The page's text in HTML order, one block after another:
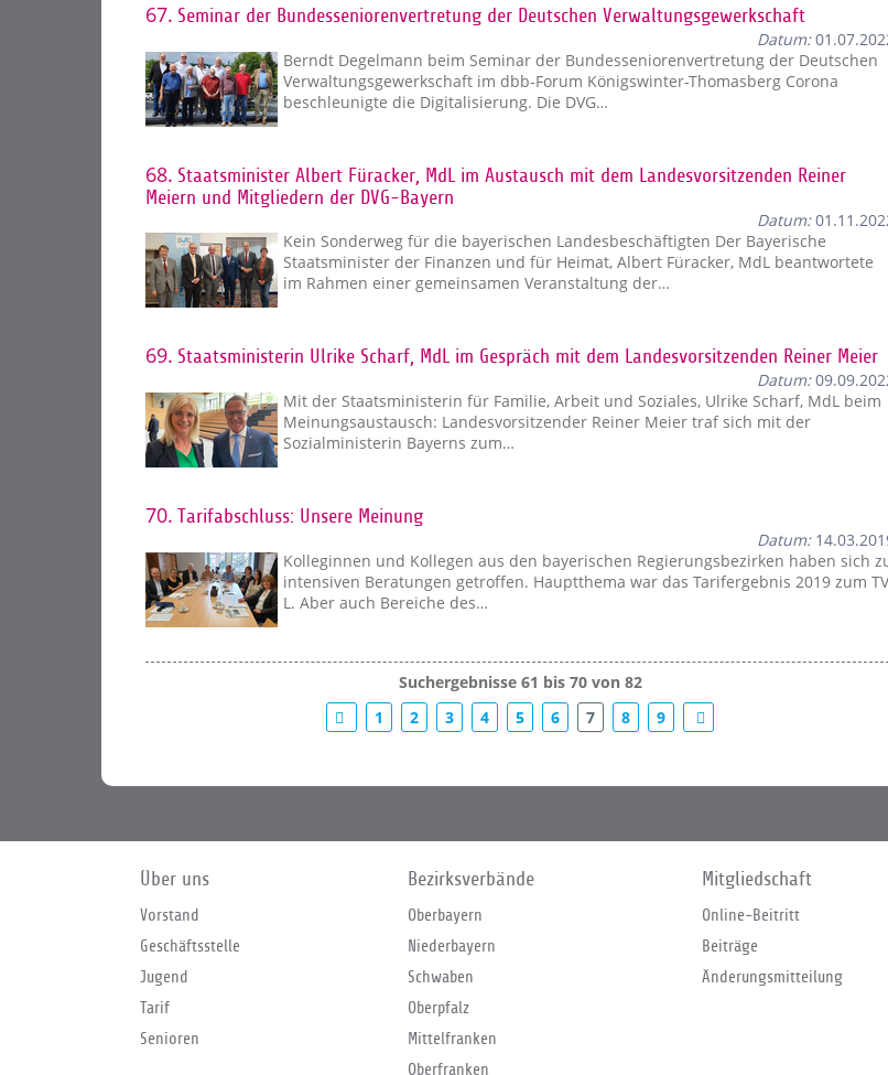
67. Seminar der Bundesseniorenvertretung der Deutschen Verwaltungsgewerkschaft
Datum:
Berndt Degelmann beim Seminar der Bundesseniorenvertretung der Deutschen
Verwaltungsgewerkschaft im dbb-Forum Königswinter-Thomasberg Corona
beschleunigte die Digitalisierung. Die DVG…
68. Staatsminister Albert Füracker, MdL im Austausch mit dem Landesvorsitzenden Reiner
Meiern und Mitgliedern der DVG-Bayern
Datum:
Kein Sonderweg für die bayerischen Landesbeschäftigten Der Bayerische
Staatsminister der Finanzen und für Heimat, Albert Füracker, MdL beantwortete
im Rahmen einer gemeinsamen Veranstaltung der…
69. Staatsministerin Ulrike Scharf, MdL im Gespräch mit dem Landesvorsitzenden Reiner Meier
Datum:
Mit der Staatsministerin für Familie, Arbeit und Soziales, Ulrike Scharf, MdL beim
Meinungsaustausch: Landesvorsitzender Reiner Meier traf sich mit der
Sozialministerin Bayerns zum…
70.
Tarifabschluss: Unsere Meinung
Datum:
Kolleginnen und Kollegen aus den bayerischen Regierungsbezirken haben sich
intensiven Beratungen getroffen. Hauptthema war das Tarifergebnis 2019 zum
L. Aber auch Bereiche des…
Suchergebnisse 61 bis 70 von 82
1
2 3 4 5 6 7 8 9
Über uns
Vorstand
Geschäftsstelle
Jugend
Tarif
Senioren
Bezirksverbände
Oberbayern
Niederbayern
Schwaben
Oberpfalz
Mittelfranken
Oberfranken
Mitgliedschaft
Online-Beitritt
Beiträge
Änderungsmitteilung